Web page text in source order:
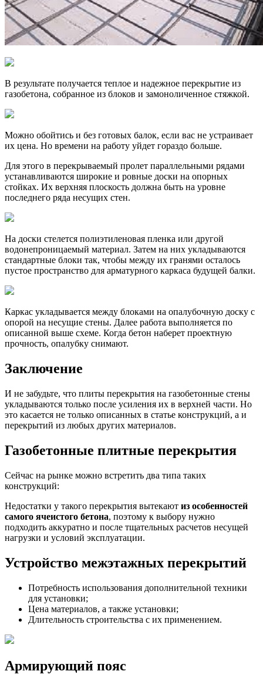
В результате получается теплое и надежное перекрытие из
газобетона, собранное из блоков и замоноличенное стяжкой.
Можно обойтись и без готовых балок, если вас не устраивает
их цена. Но времени на работу уйдет гораздо больше.
Для этого в перекрываемый пролет параллельными рядами
устанавливаются широкие и ровные доски на опорных
стойках. Их верхняя плоскость должна быть на уровне
последнего ряда несущих стен.
На доски стелется полиэтиленовая пленка или другой
водонепроницаемый материал. Затем на них укладываются
стандартные блоки так, чтобы между их гранями осталось
пустое пространство для арматурного каркаса будущей балки.
Каркас укладывается между блоками на опалубочную доску с
опорой на несущие стены. Далее работа выполняется по
описанной выше схеме. Когда бетон наберет проектную
прочность, опалубку снимают.
Заключение
И не забудьте, что плиты перекрытия на газобетонные стены
укладываются только после усиления их в верхней части. Но
это касается не только описанных в статье конструкций, а и
перекрытий из любых других материалов.
Газобетонные плитные перекрытия
Сейчас на рынке можно встретить два типа таких
конструкций:
Недостатки у такого перекрытия вытекают из особенностей
самого ячеистого бетона, поэтому к выбору нужно
подходить аккуратно и после тщательных расчетов несущей
нагрузки и условий эксплуатации.
Устройство межэтажных перекрытий
Потребность использования дополнительной техники
для установки;
Цена материалов, а также установки;
Длительность строительства с их применением.
Армирующий пояс